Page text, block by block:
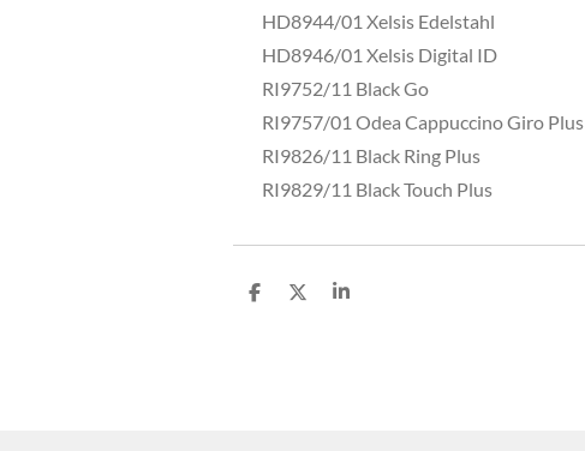
HD8944/01 Xelsis Edelstahl
HD8946/01 Xelsis Digital ID
RI9752/11 Black Go
RI9757/01 Odea Cappuccino Giro Plus
RI9826/11 Black Ring Plus
RI9829/11 Black Touch Plus
T
T
T